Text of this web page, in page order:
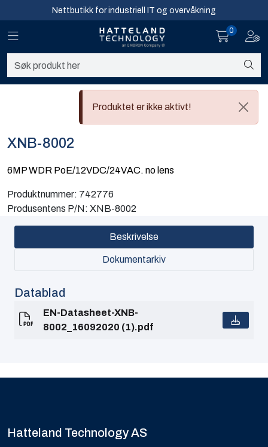
Skip to main contentNettbutikk for industriell IT og overvåkning
Toggle navigation
0
Produktet er ikke aktivt!
XNB-8002
6MP WDR PoE/12VDC/24VAC. no lens
Produktnummer: 742776
Produsentens P/N: XNB-8002
Beskrivelse
Dokumentarkiv
Datablad
EN-Datasheet-XNB-
8002_16092020 (1).pdf
Hatteland Technology AS
Nettverk
Software og analyse
Sikkerhet og overvåkning
Nettverk
Software og analyse
Infosenter